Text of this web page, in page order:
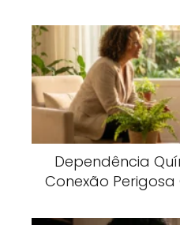
Dependência
Conexão Perigosa